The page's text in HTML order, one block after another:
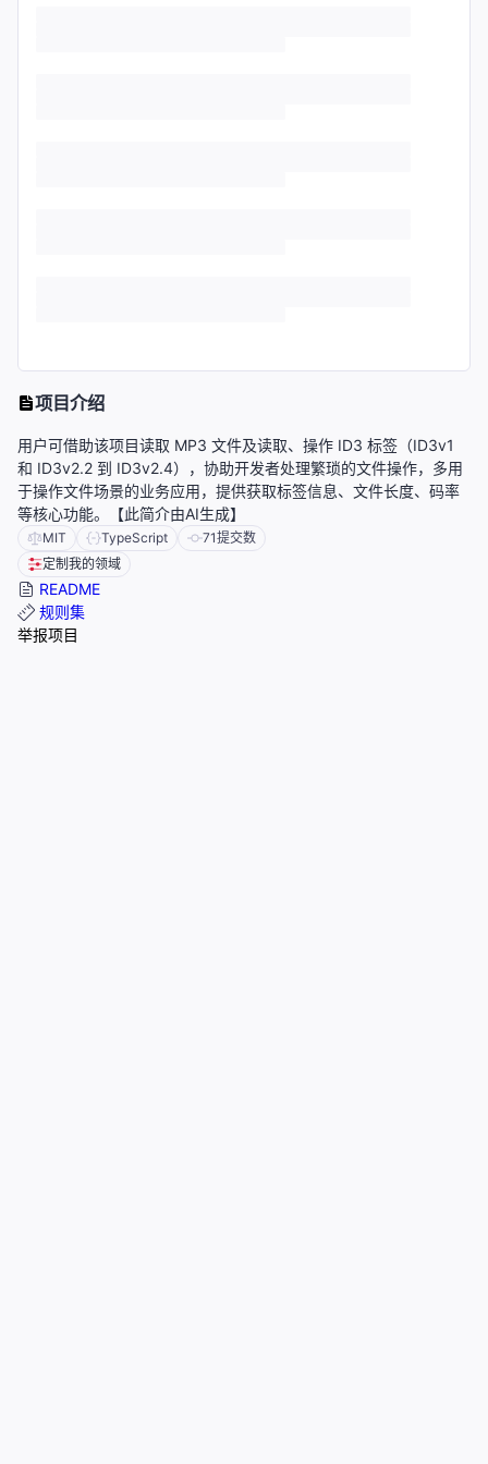
项目介绍
用户可借助该项目读取 MP3 文件及读取、操作 ID3 标签（ID3v1
和 ID3v2.2 到 ID3v2.4），协助开发者处理繁琐的文件操作，多用
于操作文件场景的业务应用，提供获取标签信息、文件长度、码率
等核心功能。【此简介由AI生成】
MIT TypeScript 71提交数
定制我的领域
README
规则集
举报项目